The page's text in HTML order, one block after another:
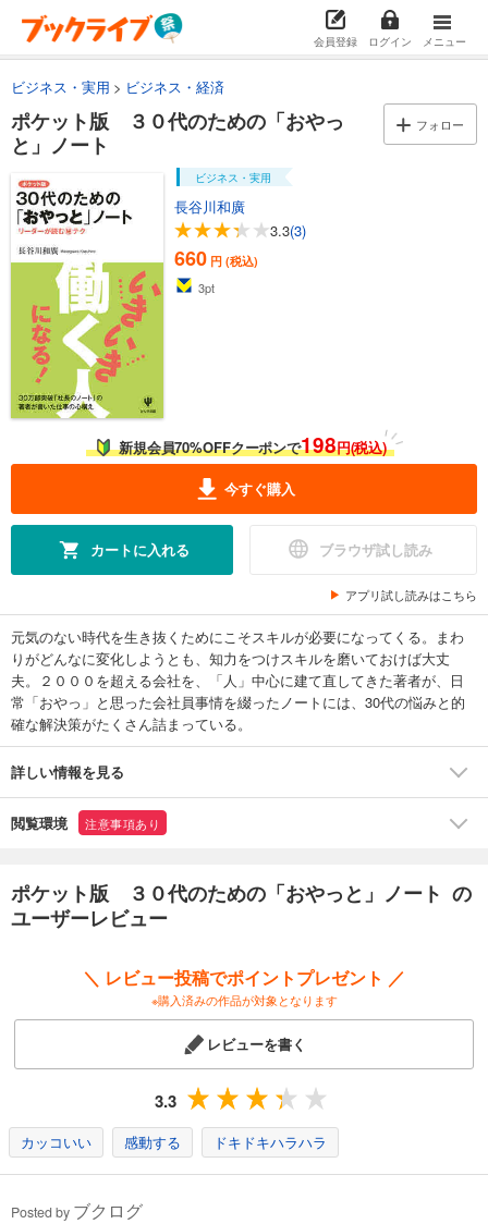
会員登録 ログイン メニュー
ビジネス・実用 ビジネス・経済
ポケット版 ３０代のための「おやっ
と」ノート
フォロー
ビジネス・実用
長谷川和廣
3.3(3)
660 円 (税込)
3pt
新規会員70%OFFクーポンで198円(税込)
今すぐ購入
カートに入れる ブラウザ試し読み
アプリ試し読みはこちら
元気のない時代を生き抜くためにこそスキルが必要になってくる。まわ
りがどんなに変化しようとも、知力をつけスキルを磨いておけば大丈
夫。２０００を超える会社を、「人」中心に建て直してきた著者が、日
常「おやっ」と思った会社員事情を綴ったノートには、30代の悩みと的
確な解決策がたくさん詰まっている。
詳しい情報を見る
閲覧環境 注意事項あり
ポケット版 ３０代のための「おやっと」ノート の
ユーザーレビュー
＼ レビュー投稿でポイントプレゼント ／
※購入済みの作品が対象となります
レビューを書く
3.3
カッコいい 感動する ドキドキハラハラ
Posted by ブクログ